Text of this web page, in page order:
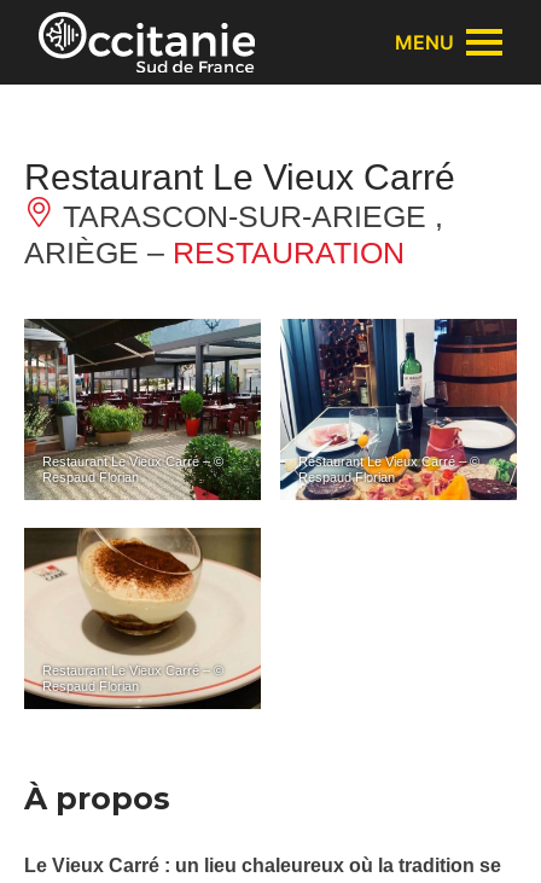
Panneau de gestion des cookies
MENU
Restaurant Le Vieux Carré
TARASCON-SUR-ARIEGE ,
ARIÈGE – RESTAURATION
Restaurant Le Vieux Carré – ©
Respaud Florian
Restaurant Le Vieux Carré – ©
Respaud Florian
Restaurant Le Vieux Carré – ©
Respaud Florian
À propos
Le Vieux Carré : un lieu chaleureux où la tradition se